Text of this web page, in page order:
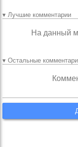
▾ Лучшие комментарии
На данный
▾ Остальные